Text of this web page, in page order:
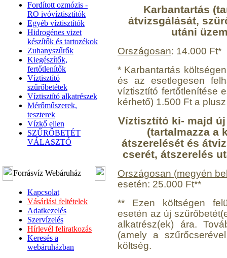
Fordított ozmózis -
RO ivóvíztisztítók
Egyéb víztisztítók
Hidrogénes vizet
készítők és tartozékok
Zuhanyszűrők
Kiegészítők,
fertőtlenítők
Víztisztító
szűrőbetétek
Víztisztító alkatrészek
Mérőműszerek,
teszterek
Vízkő ellen
SZŰRŐBETÉT
VÁLASZTÓ
Forrásvíz Webáruház
Kapcsolat
Vásárlási feltételek
Adatkezelés
Szervízelés
Hírlevél feliratkozás
Keresés a
webáruházban
Karbantartás
átvizsgálását,
utáni
Országosan: 14.000 Ft*
* Karbantartás
és az esetlegesen
víztisztító fertőtlenítése
kérhető) 1.500 Ft a
Víztisztító ki- majd
(tartalmazza a
átszerelését és
cserét, átszerelés
Országosan (megyén
esetén: 25.000 Ft**
** Ezen költségen
esetén az új
alkatrész(ek) ára.
(amely a
költség.